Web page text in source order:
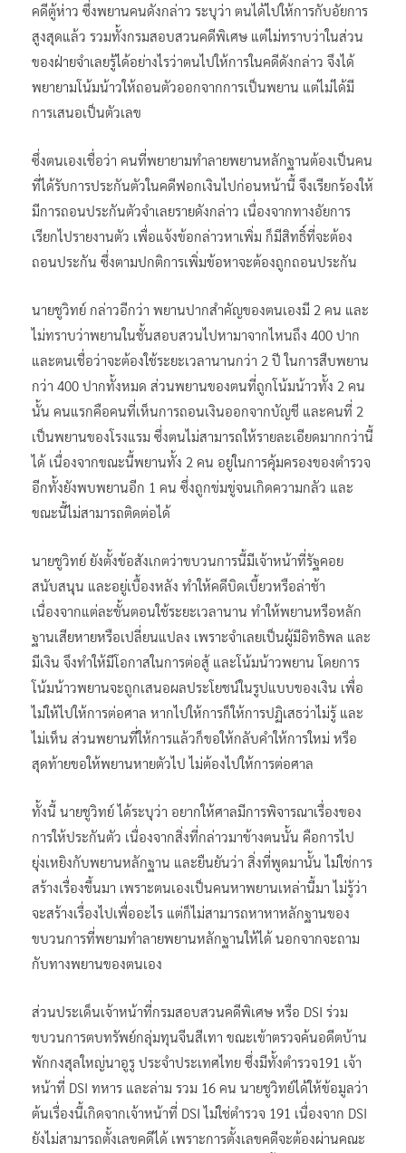
คดีตู้ห่าว ซึ่งพยานคนดังกล่าว ระบุว่า ตนได้ไปให้การกับอัยการ
สูงสุดแล้ว รวมทั้งกรมสอบสวนคดีพิเศษ แต่ไม่ทราบว่าในส่วน
ของฝ่ายจำเลยรู้ได้อย่างไรว่าตนไปให้การในคดีดังกล่าว จึงได้
พยายามโน้มน้าวให้ถอนตัวออกจากการเป็นพยาน แต่ไม่ได้มี
การเสนอเป็นตัวเลข
ซึ่งตนเองเชื่อว่า คนที่พยายามทำลายพยานหลักฐานต้องเป็นคน
ที่ได้รับการประกันตัวในคดีฟอกเงินไปก่อนหน้านี้ จึงเรียกร้องให้
มีการถอนประกันตัวจำเลยรายดังกล่าว เนื่องจากทางอัยการ
เรียกไปรายงานตัว เพื่อแจ้งข้อกล่าวหาเพิ่ม ก็มีสิทธิ์ที่จะต้อง
ถอนประกัน ซึ่งตามปกติการเพิ่มข้อหาจะต้องถูกถอนประกัน
นายชูวิทย์ กล่าวอีกว่า พยานปากสำคัญของตนเองมี 2 คน และ
ไม่ทราบว่าพยานในชั้นสอบสวนไปหามาจากไหนถึง 400 ปาก
และตนเชื่อว่าจะต้องใช้ระยะเวลานานกว่า 2 ปี ในการสืบพยาน
กว่า 400 ปากทั้งหมด ส่วนพยานของตนที่ถูกโน้มน้าวทั้ง 2 คน
นั้น คนแรกคือคนที่เห็นการถอนเงินออกจากบัญชี และคนที่ 2
เป็นพยานของโรงแรม ซึ่งตนไม่สามารถให้รายละเอียดมากกว่านี้
ได้ เนื่องจากขณะนี้พยานทั้ง 2 คน อยู่ในการคุ้มครองของตำรวจ
อีกทั้งยังพบพยานอีก 1 คน ซึ่งถูกข่มขู่จนเกิดความกลัว และ
ขณะนี้ไม่สามารถติดต่อได้
นายชูวิทย์ ยังตั้งข้อสังเกตว่าขบวนการนี้มีเจ้าหน้าที่รัฐคอย
สนับสนุน และอยู่เบื้องหลัง ทำให้คดีบิดเบี้ยวหรือล่าช้า
เนื่องจากแต่ละขั้นตอนใช้ระยะเวลานาน ทำให้พยานหรือหลัก
ฐานเสียหายหรือเปลี่ยนแปลง เพราะจำเลยเป็นผู้มีอิทธิพล และ
มีเงิน จึงทำให้มีโอกาสในการต่อสู้ และโน้มน้าวพยาน โดยการ
โน้มน้าวพยานจะถูกเสนอผลประโยชน์ในรูปแบบของเงิน เพื่อ
ไม่ให้ไปให้การต่อศาล หากไปให้การก็ให้การปฏิเสธว่าไม่รู้ และ
ไม่เห็น ส่วนพยานที่ให้การแล้วก็ขอให้กลับคำให้การใหม่ หรือ
สุดท้ายขอให้พยานหายตัวไป ไม่ต้องไปให้การต่อศาล
ทั้งนี้ นายชูวิทย์ ได้ระบุว่า อยากให้ศาลมีการพิจารณาเรื่องของ
การให้ประกันตัว เนื่องจากสิ่งที่กล่าวมาข้างตนนั้น คือการไป
ยุ่งเหยิงกับพยานหลักฐาน และยืนยันว่า สิ่งที่พูดมานั้น ไม่ใช่การ
สร้างเรื่องขึ้นมา เพราะตนเองเป็นคนหาพยานเหล่านี้มา ไม่รู้ว่า
จะสร้างเรื่องไปเพื่ออะไร แต่ก็ไม่สามารถหาหาหลักฐานของ
ขบวนการที่พยามทำลายพยานหลักฐานให้ได้ นอกจากจะถาม
กับทางพยานของตนเอง
ส่วนประเด็นเจ้าหน้าที่กรมสอบสวนคดีพิเศษ หรือ DSI ร่วม
ขบวนการตบทรัพย์กลุ่มทุนจีนสีเทา ขณะเข้าตรวจค้นอดีตบ้าน
พักกงสุลใหญ่นาอูรู ประจำประเทศไทย ซึ่งมีทั้งตำรวจ191 เจ้า
หน้าที่ DSI ทหาร และล่าม รวม 16 คน นายชูวิทย์ได้ให้ข้อมูลว่า
ต้นเรื่องนี้เกิดจากเจ้าหน้าที่ DSI ไม่ใช่ตำรวจ 191 เนื่องจาก DSI
ยังไม่สามารถตั้งเลขคดีได้ เพราะการตั้งเลขคดีจะต้องผ่านคณะ